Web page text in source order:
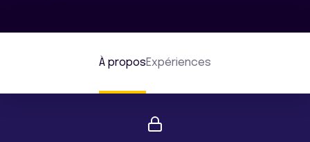
À proposExpériences